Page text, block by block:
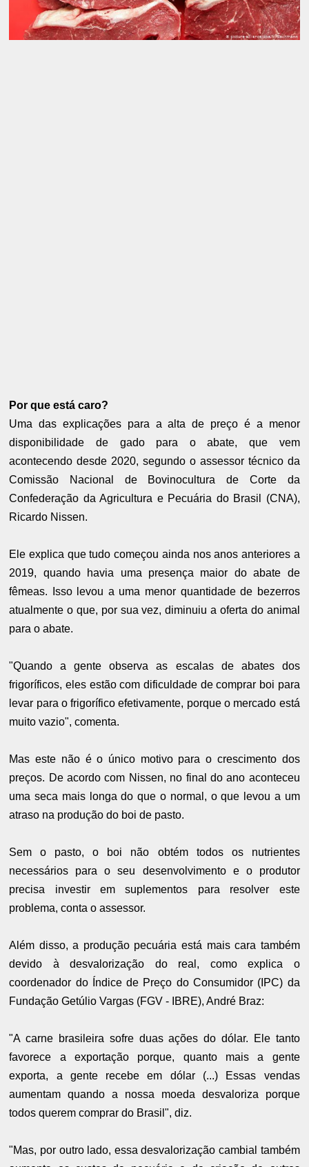
Por que está caro?
Uma das explicações para a alta de preço é a menor
disponibilidade de gado para o abate, que vem
acontecendo desde 2020, segundo o assessor técnico da
Comissão Nacional de Bovinocultura de Corte da
Confederação da Agricultura e Pecuária do Brasil (CNA),
Ricardo Nissen.
Ele explica que tudo começou ainda nos anos anteriores a
2019, quando havia uma presença maior do abate de
fêmeas. Isso levou a uma menor quantidade de bezerros
atualmente o que, por sua vez, diminuiu a oferta do animal
para o abate.
"Quando a gente observa as escalas de abates dos
frigoríficos, eles estão com dificuldade de comprar boi para
levar para o frigorífico efetivamente, porque o mercado está
muito vazio", comenta.
Mas este não é o único motivo para o crescimento dos
preços. De acordo com Nissen, no final do ano aconteceu
uma seca mais longa do que o normal, o que levou a um
atraso na produção do boi de pasto.
Sem o pasto, o boi não obtém todos os nutrientes
necessários para o seu desenvolvimento e o produtor
precisa investir em suplementos para resolver este
problema, conta o assessor.
Além disso, a produção pecuária está mais cara também
devido à desvalorização do real, como explica o
coordenador do Índice de Preço do Consumidor (IPC) da
Fundação Getúlio Vargas (FGV - IBRE), André Braz:
"A carne brasileira sofre duas ações do dólar. Ele tanto
favorece a exportação porque, quanto mais a gente
exporta, a gente recebe em dólar (...) Essas vendas
aumentam quando a nossa moeda desvaloriza porque
todos querem comprar do Brasil", diz.
"Mas, por outro lado, essa desvalorização cambial também